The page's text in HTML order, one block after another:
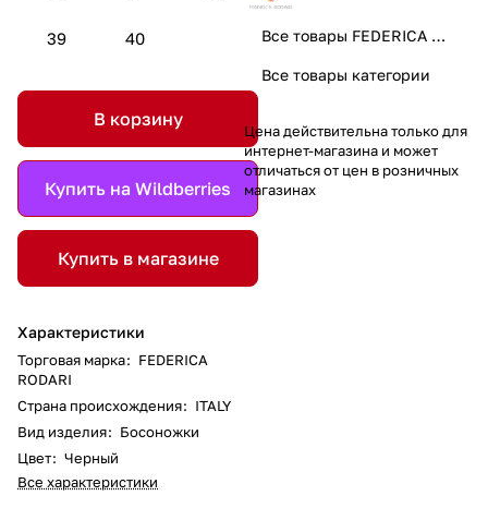
39 40
В корзину
Купить на Wildberries
Купить в магазине
Характеристики
Торговая марка: FEDERICA
RODARI
Страна происхождения: ITALY
Вид изделия: Босоножки
Цвет: Черный
Все характеристики
Все товары FEDERICA RODARI
Все товары категории
Цена действительна только для
интернет-магазина и может
отличаться от цен в розничных
магазинах